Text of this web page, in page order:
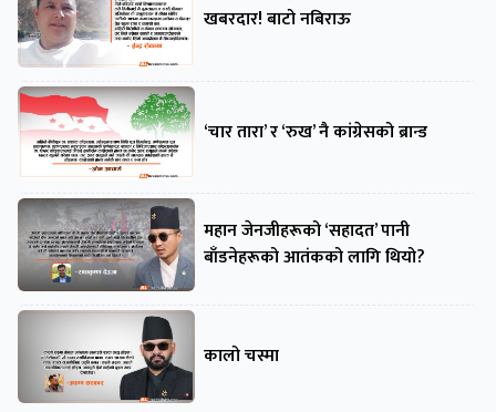
खबरदार! बाटो नबिराऊ
‘चार तारा’ र ‘रुख’ नै कांग्रेसको ब्रान्ड
महान जेनजीहरूको ‘सहादत’ पानी
बाँडनेहरूको आतंकको लागि थियो?
कालो चस्मा